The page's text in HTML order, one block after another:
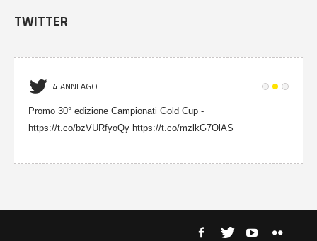
TWITTER
4 ANNI AGO
Promo 30° edizione Campionati Gold Cup -
https://t.co/bzVURfyoQy https://t.co/mzlkG7OlAS